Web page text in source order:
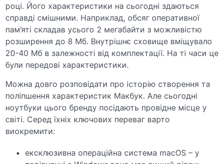
році. Його характеристики на сьогодні здаються
справді смішними. Наприклад, обсяг оперативної
пам’яті складав усього 2 мегабайти з можливістю
розширення до 8 Мб. Внутрішнє сховище вміщувало
20-40 Мб в залежності від комплектації. На ті часи це
були передові характеристики.
Можна довго розповідати про історію створення та
поліпшення характеристик Макбук. Але сьогодні
ноутбуки цього бренду посідають провідне місце у
світі. Серед їхніх ключових переваг варто
виокремити:
ексклюзивна операційна система macOS – у